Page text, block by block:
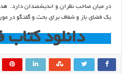
در میان صاحب نظران و اندیشمندان دارد.
یک فضای باز و شفاف برای بحث و گفتگو در
دانلود